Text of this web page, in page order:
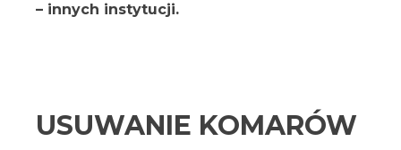
– innych instytucji.
USUWANIE KOMARÓW